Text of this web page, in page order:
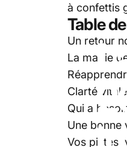
07
à confettis
Table
Un retour
La magie
Clarté
Qui a
Une bonne
Vos pistes,